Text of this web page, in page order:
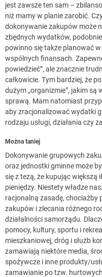
jest zawsze ten sam –
niż mamy w planie zarobić.
dokonywanie zakupów może
zbędnych wydatków,
powinno się także planować
wspólnych finansach.
powiedzieć”, ale znacznie
całkowicie. Tym bardziej, że
dużym „organizmie”, jakim są
sprawą. Mam natomiast
aby zracjonalizować wydatki
rodzaju usługi, działania czy
Można taniej
Dokonywanie grupowych
oraz jednostki gminne może
się z tezą, że kupując większą
pieniędzy. Niestety władze
racjonalną zasadę, chociażby
zakupów i zlecania różnego
działalności samorządu.
pomocy, kultury, sportu i
mieszkaniowej, dróg i służb
zamawiają niektóre media,
spożywcze i inne produkty/
zamawianie po tzw.